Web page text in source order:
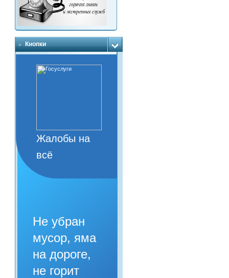
Кнопки
Жалобы на
всё
Не убран
мусор, яма
на дороге,
не горит